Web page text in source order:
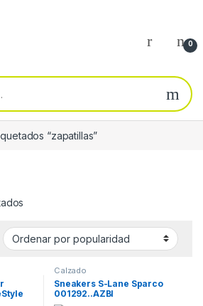
0
“zapatillas”
Calzado
Sneakers S-Lane Sparco
001292..AZBI